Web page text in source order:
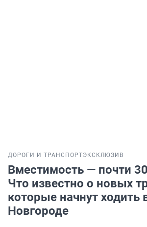
ДОРОГИ И ТРАНСПОРТЭКСКЛЮЗИВ
Вместимость — почти
Что известно о новых
которые начнут
Новгороде